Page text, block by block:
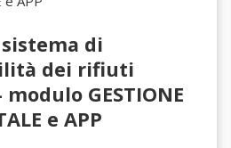
di
dei rifiuti
modulo GESTIONE
e APP